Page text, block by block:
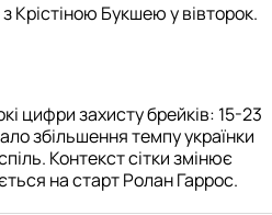
з Крістіною Букшею у вівторок.
цифри захисту брейків: 15-23
збільшення темпу українки
Контекст сітки змінює
на старт Ролан Гаррос.